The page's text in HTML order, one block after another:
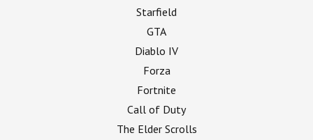
Starfield
GTA
Diablo IV
Forza
Fortnite
Call of Duty
The Elder Scrolls